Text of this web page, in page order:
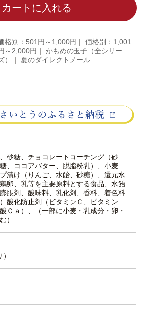
カートに入れる
格別：501円～1,000円 ｜価格別：1,001
～2,000円 ｜かもめの玉子（全シリー
）
｜ 夏のダイレクトメール
砂糖、チョコレートコーチング（砂
、ココアバター、脱脂粉乳）、小麦
漬け（りんご、水飴、砂糖）、還元水
卵、乳等を主要原料とする食品、水飴
脹剤、酸味料、乳化剤、香料、着色料
）酸化防止剤（ビタミンＣ、ビタミン
Ｃａ）、（一部に小麦・乳成分・卵・
）